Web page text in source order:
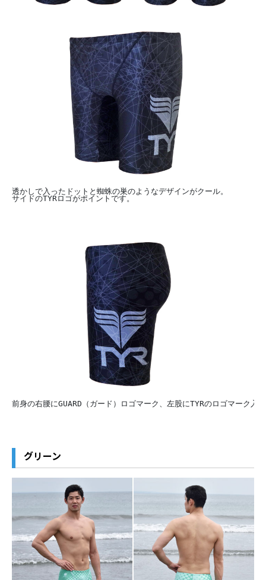
透かしで入ったドットと蜘蛛の巣のようなデザインがクール。
サイドのTYRロゴがポイントです。
前身の右腰にGUARD（ガード）ロゴマーク、左股にTYRのロゴマーク入
グリーン